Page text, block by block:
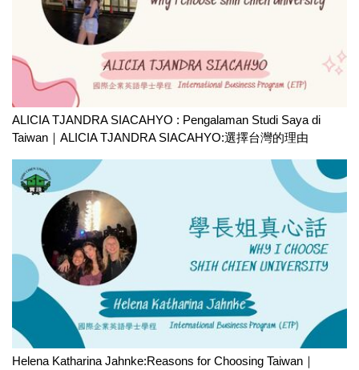
ALICIA TJANDRA SIACAHYO : Pengalaman Studi Saya di
Taiwan｜ALICIA TJANDRA SIACAHYO:選擇台灣的理由
Helena Katharina Jahnke:Reasons for Choosing Taiwan｜